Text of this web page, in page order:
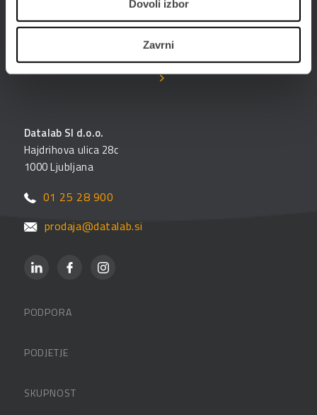
Dovoli izbor
Zavrni
Poslujte hitreje, bolj prilagodljivo in enostavneje -
poslujte elektronsko. Digitalizirajte poslovanje s
PANTHEON-om in storitvami ePoslovanja.
Datalab SI d.o.o.
Hajdrihova ulica 28c
1000 Ljubljana
01 25 28 900
prodaja@datalab.si
PODPORA
FAQ – pogosta vprašanja
PODJETJE
SKUPNOST